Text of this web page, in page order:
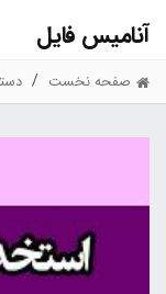
آنامیس فایل
صفحه نخست